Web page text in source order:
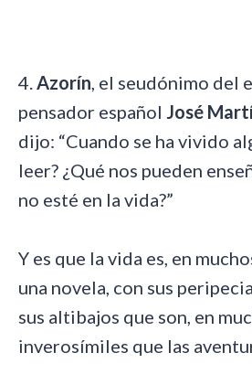
4.Azorín, el seudónimo del
pensador español José
dijo: “Cuando se ha vivido
leer? ¿Qué nos pueden
no esté en la vida?”
Y es que la vida es, en
una novela, con sus
sus altibajos que son, en
inverosímiles que las